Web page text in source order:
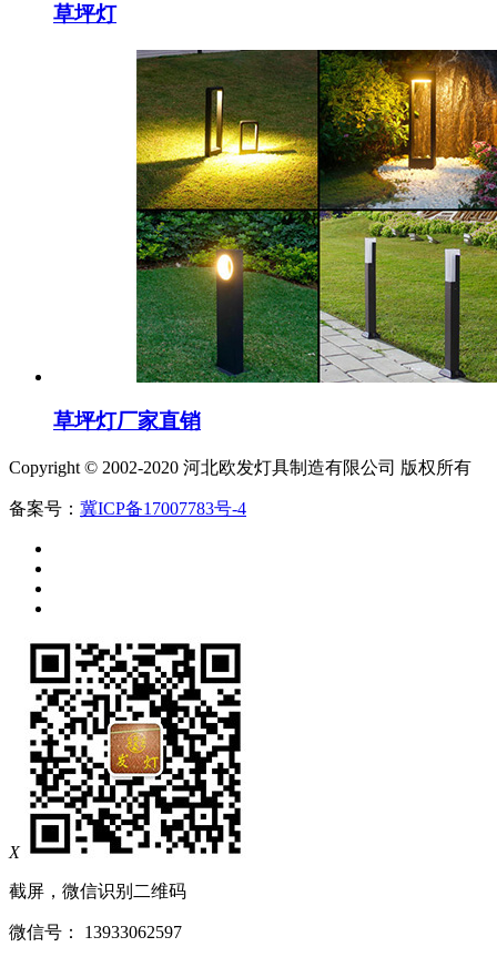
草坪灯
草坪灯厂家直销
Copyright © 2002-2020 河北欧发灯具制造有限公司 版权所有
备案号： 冀ICP备17007783号-4
X
截屏，微信识别二维码
微信号： 13933062597